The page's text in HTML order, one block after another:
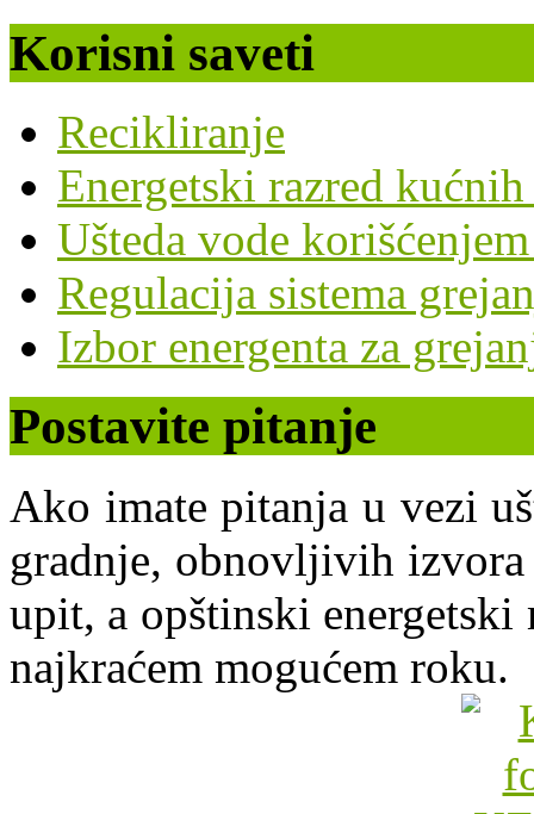
Korisni saveti
Recikliranje
Energetski razred
Ušteda vode
Regulacija sistema
Izbor energenta za
Postavite pitanje
Ako imate pitanja u vezi
gradnje, obnovljivih izvora
upit, a opštinski energetski
najkraćem mogućem roku.